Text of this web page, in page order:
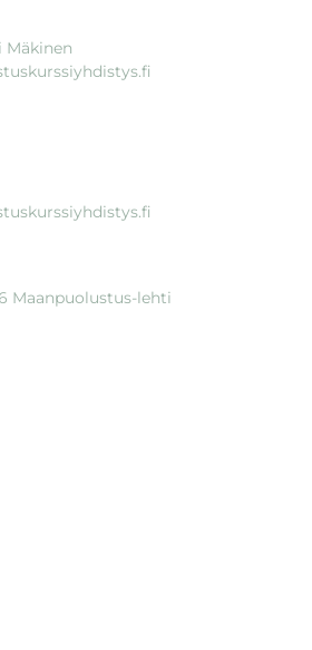
Maanpuolustus-lehti